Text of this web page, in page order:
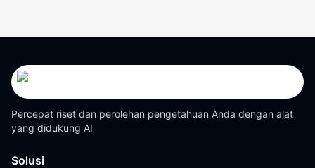
Percepat riset dan perolehan pengetahuan Anda dengan alat
yang didukung AI
Solusi